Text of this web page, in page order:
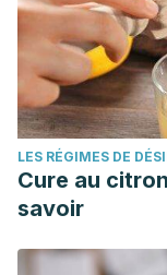
LES RÉGIMES DE
Cure au
savoir